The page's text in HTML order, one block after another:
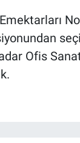
Emektarları
Ofis